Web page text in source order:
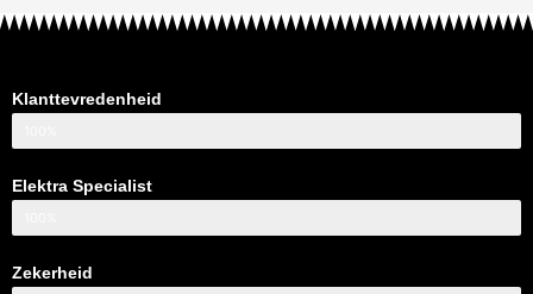
Klanttevredenheid
Elektra Specialist
Zekerheid